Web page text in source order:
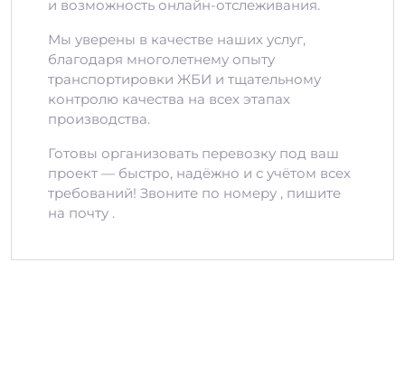
и возможность онлайн-отслеживания.
Мы уверены в качестве наших услуг,
благодаря многолетнему опыту
транспортировки ЖБИ и тщательному
контролю качества на всех этапах
производства.
Готовы организовать перевозку под ваш
проект — быстро, надёжно и с учётом всех
требований! Звоните по номеру , пишите
на почту .